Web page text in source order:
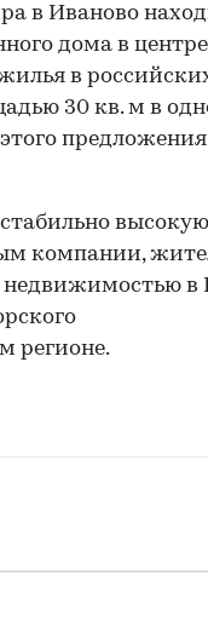
в Иваново
дома в
в
30 кв. м в
предложения
компании,
недвижимостью
регионе.